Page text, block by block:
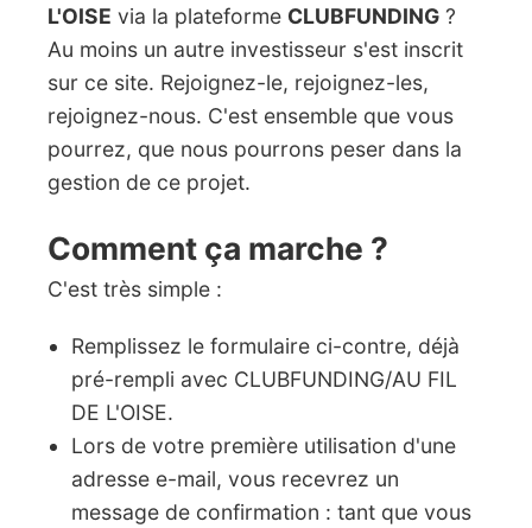
L'OISE via la plateforme CLUBFUNDING ?
Au moins un autre investisseur s'est inscrit
sur ce site. Rejoignez-le, rejoignez-les,
rejoignez-nous. C'est ensemble que vous
pourrez, que nous pourrons peser dans la
gestion de ce projet.
Comment ça marche ?
C'est très simple :
Remplissez le formulaire ci-contre, déjà
pré-rempli avec CLUBFUNDING/AU FIL
DE L'OISE.
Lors de votre première utilisation d'une
adresse e-mail, vous recevrez un
message de confirmation : tant que vous